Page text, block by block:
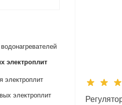
электроплит
электроплит
электроплит